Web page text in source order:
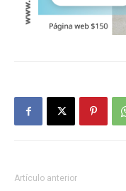
Artículo anterior